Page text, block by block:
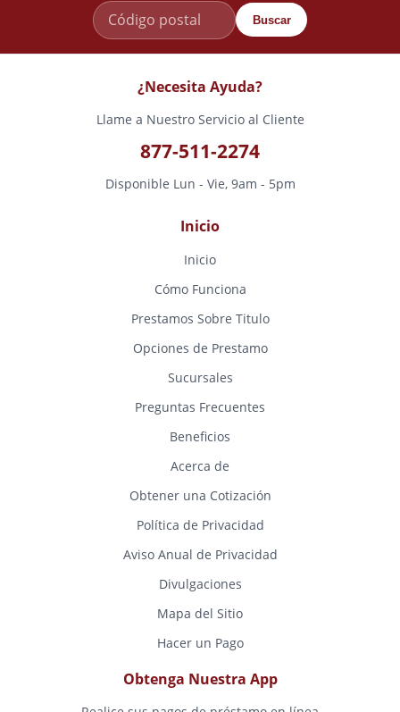
Buscar
¿Necesita Ayuda?
Llame a Nuestro Servicio al Cliente
877-511-2274
Disponible Lun - Vie, 9am - 5pm
Inicio
Inicio
Cómo Funciona
Prestamos Sobre Titulo
Opciones de Prestamo
Sucursales
Preguntas Frecuentes
Beneficios
Acerca de
Obtener una Cotización
Política de Privacidad
Aviso Anual de Privacidad
Divulgaciones
Mapa del Sitio
Hacer un Pago
Obtenga Nuestra App